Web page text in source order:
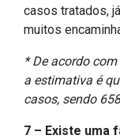
casos tratados,
muitos
* De acordo
a estimativa é
casos, sendo
7 – Existe uma